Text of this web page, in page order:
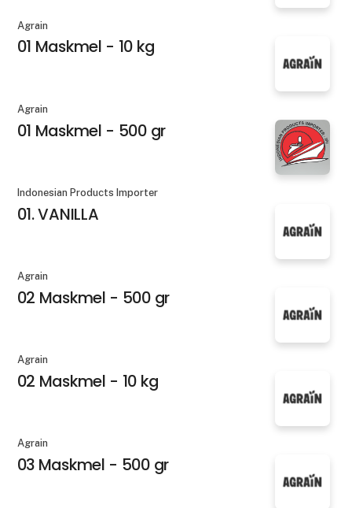
Agrain
01 Maskmel - 10 kg
Agrain
01 Maskmel - 500 gr
Indonesian Products Importer
01. VANILLA
Agrain
02 Maskmel - 500 gr
Agrain
02 Maskmel - 10 kg
Agrain
03 Maskmel - 500 gr